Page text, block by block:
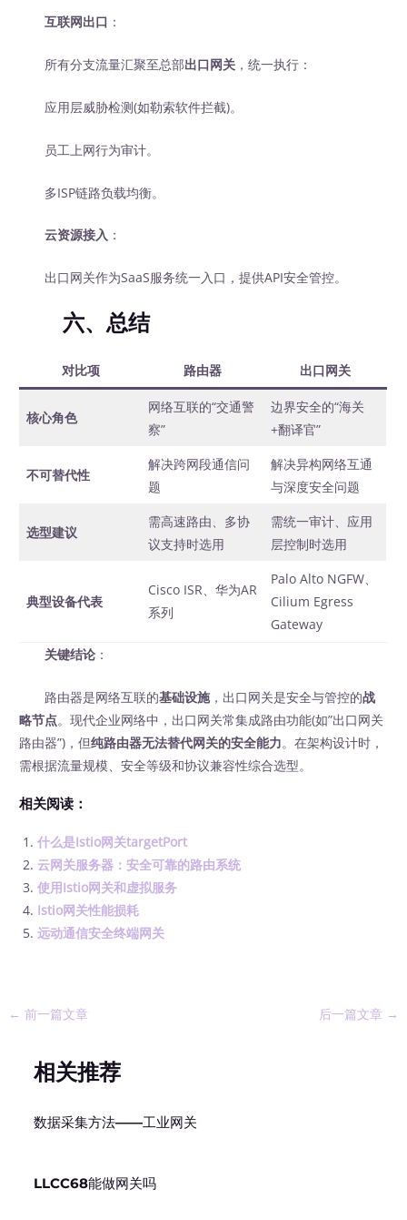
互联网出口 ：
所有分支流量汇聚至总部出口网关 ，统一执行：
应用层威胁检测(如勒索软件拦截)。
员工上网行为审计。
多ISP链路负载均衡。
云资源接入 ：
出口网关作为SaaS服务统一入口，提供API安全管控。
六、总结
对比项 路由器 出口网关
核心角色
网络互联的“交通警
察”
边界安全的“海关
+翻译官”
不可替代性
解决跨网段通信问
题
解决异构网络互通
与深度安全问题
选型建议
需高速路由、多协
议支持时选用
需统一审计、应用
层控制时选用
典型设备代表
Cisco ISR、华为AR
系列
Palo Alto NGFW、
Cilium Egress
Gateway
关键结论 ：
路由器是网络互联的基础设施，出口网关是安全与管控的战
略节点。现代企业网络中，出口网关常集成路由功能(如”出口网关
路由器”)，但纯路由器无法替代网关的安全能力。在架构设计时，
需根据流量规模、安全等级和协议兼容性综合选型。
相关阅读：
什么是Istio网关targetPort
云网关服务器：安全可靠的路由系统
使用Istio网关和虚拟服务
Istio网关性能损耗
远动通信安全终端网关
← 前一篇文章 后一篇文章 →
相关推荐
数据采集方法——工业网关
LLCC68能做网关吗